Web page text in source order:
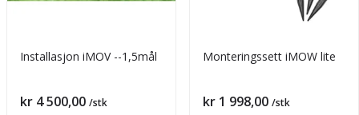
Installasjon iMOV --1,5mål
Pris
kr 4 500,00 /stk
Monteringssett iMOW lite
Pris
kr 1 998,00 /stk